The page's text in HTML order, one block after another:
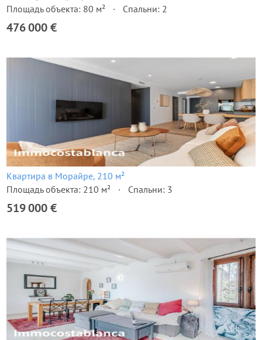
Площадь объекта: 80 м²
Спальни: 2
476 000 €
Квартира в Морайре, 210 м²
Площадь объекта: 210 м²
Спальни: 3
519 000 €